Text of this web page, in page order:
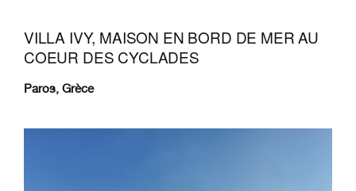
VILLA IVY, MAISON EN BORD DE MER AU
COEUR DES CYCLADES
Paros, Grèce